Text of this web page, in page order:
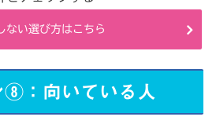
ない選び方はこちら
⑧：向いている人